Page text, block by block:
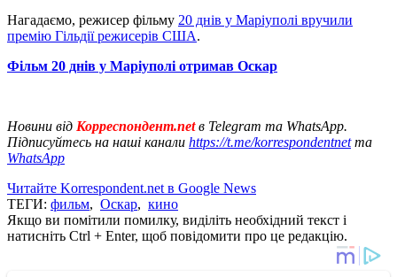
Нагадаємо, режисер фільму 20 днів у Маріуполі вручили
премію Гільдії режисерів США.
Фільм 20 днів у Маріуполі отримав Оскар
Новини від Корреспондент.netв Telegram та WhatsApp.
Підписуйтесь на наші канали https://t.me/korrespondentnetта
WhatsApp
Читайте Korrespondent.net в Google News
ТЕГИ: фильм, Оскар, кино
Якщо ви помітили помилку, виділіть необхідний текст і
натисніть Ctrl + Enter, щоб повідомити про це редакцію.